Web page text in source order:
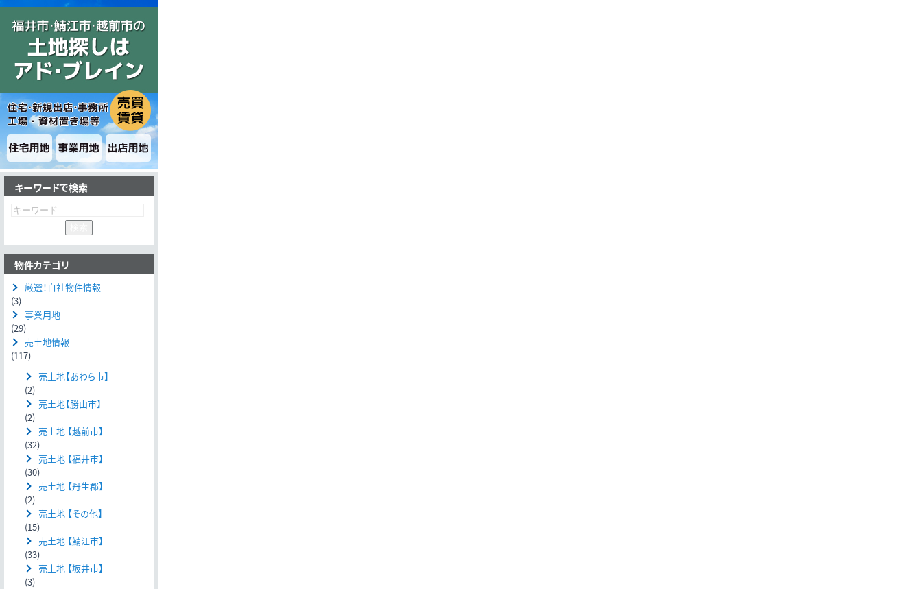
キーワードで検索
物件カテゴリ
厳選！自社物件情報
(3)
事業用地
(29)
売土地情報
(117)
売土地【あわら市】
(2)
売土地【勝山市】
(2)
売土地 【越前市】
(32)
売土地 【福井市】
(30)
売土地 【丹生郡】
(2)
売土地 【その他】
(15)
売土地 【鯖江市】
(33)
売土地 【坂井市】
(3)